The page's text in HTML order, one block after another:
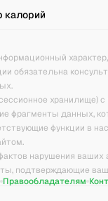
калорий
фрагменты данных,
функции в
нарушения
подтверждающие
Правообладателям